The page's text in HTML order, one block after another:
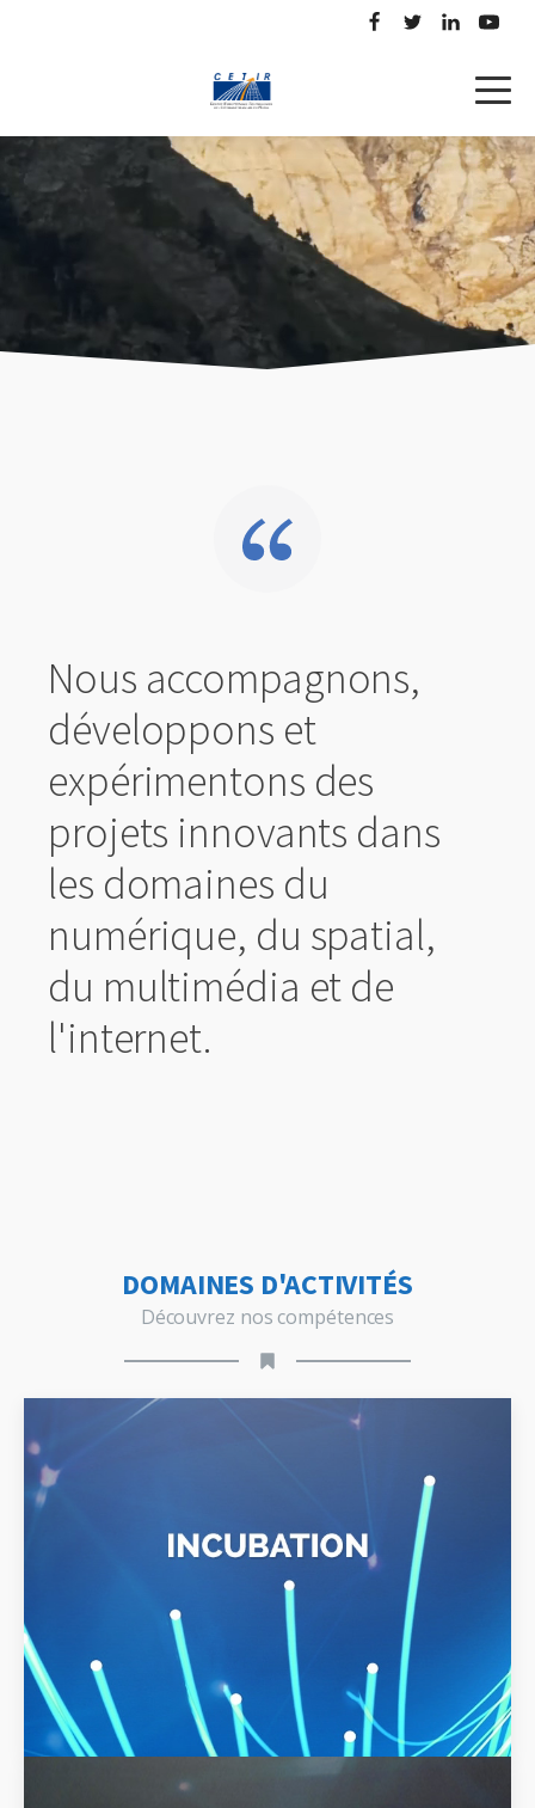
Nous accompagnons,
développons et
expérimentons des
projets innovants dans
les domaines du
numérique, du spatial,
du multimédia et de
l'internet.
DOMAINES D'ACTIVITÉS
Découvrez nos compétences